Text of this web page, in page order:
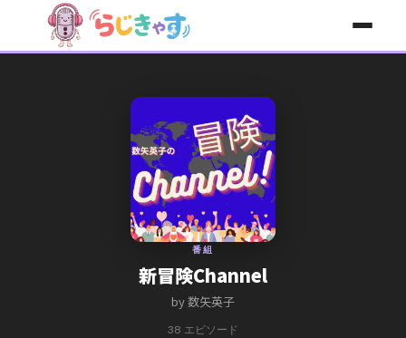
コンテンツへスキップ
番組
新冒険Channel
by 数矢英子
38 エピソード